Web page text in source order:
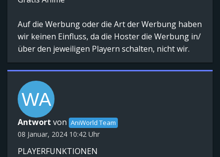
Auf die Werbung oder die Art der Werbung haben
wir keinen Einfluss, da die Hoster die Werbung in/
über den jeweiligen Playern schalten, nicht wir.
Antwort von AniWorld Team
08 Januar, 2024 10:42 Uhr
PLAYERFUNKTIONEN